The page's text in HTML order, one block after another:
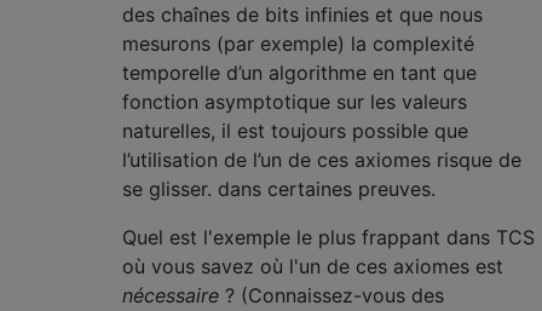
des chaînes de bits infinies et que nous
mesurons (par exemple) la complexité
temporelle d’un algorithme en tant que
fonction asymptotique sur les valeurs
naturelles, il est toujours possible que
l’utilisation de l’un de ces axiomes risque de
se glisser. dans certaines preuves.
Quel est l'exemple le plus frappant dans TCS
où vous savez où l'un de ces axiomes est
nécessaire ? (Connaissez-vous des